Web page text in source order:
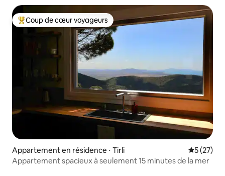
Coups de cœur voyageurs les plus appréciés
Coup de cœur voyageurs
Appartement en résidence ⋅ Tirli
5 (27)
Appartement spacieux à seulement 15 minutes de la mer